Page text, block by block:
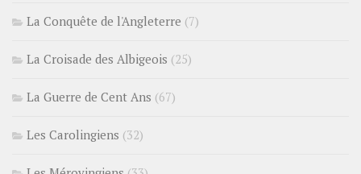
La Conquête de l'Angleterre (7)
La Croisade des Albigeois (25)
La Guerre de Cent Ans (67)
Les Carolingiens (32)